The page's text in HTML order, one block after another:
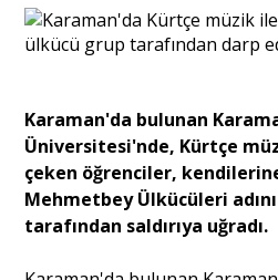
Kültür -
Dünya
Yorum -
Karaman'da bulunan
Üniversitesi'nde, Kürtçe
çeken öğrenciler,
Mehmetbey Ülkücüleri
tarafından saldırıya uğradı.